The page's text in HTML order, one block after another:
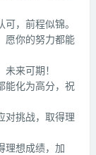
，前程似锦。
愿你的努力都能
来可期！
能化为高分，祝
对挑战，取得理
理想成绩，加